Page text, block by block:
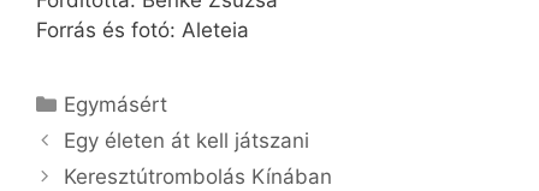
Forrás és fotó: Aleteia
Kategória
Egymásért
Egy életen át kell játszani
Keresztútrombolás Kínában